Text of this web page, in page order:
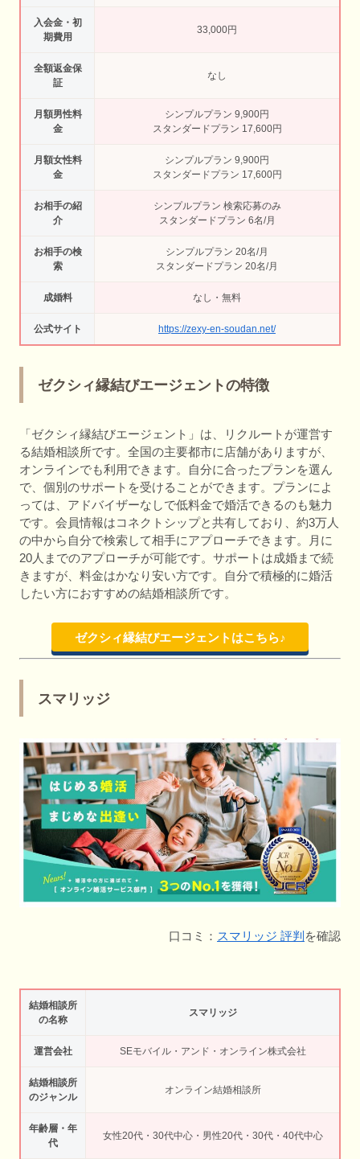
入会金・初
期費用
33,000円
全額返金保
証
なし
月額男性料
金
シンプルプラン 9,900円
スタンダードプラン 17,600円
月額女性料
金
シンプルプラン 9,900円
スタンダードプラン 17,600円
お相手の紹
介
シンプルプラン 検索応募のみ
スタンダードプラン 6名/月
お相手の検
索
シンプルプラン 20名/月
スタンダードプラン 20名/月
成婚料 なし・無料
公式サイト https://zexy-en-soudan.net/
ゼクシィ縁結びエージェントの特徴
「ゼクシィ縁結びエージェント」は、リクルートが運営す
る結婚相談所です。全国の主要都市に店舗がありますが、
オンラインでも利用できます。自分に合ったプランを選ん
で、個別のサポートを受けることができます。プランによ
っては、アドバイザーなしで低料金で婚活できるのも魅力
です。会員情報はコネクトシップと共有しており、約3万人
の中から自分で検索して相手にアプローチできます。月に
20人までのアプローチが可能です。サポートは成婚まで続
きますが、料金はかなり安い方です。自分で積極的に婚活
したい方におすすめの結婚相談所です。
ゼクシィ縁結びエージェントはこちら♪
スマリッジ
口コミ： スマリッジ 評判 を確認
結婚相談所
の名称
スマリッジ
運営会社 SEモバイル・アンド・オンライン株式会社
結婚相談所
のジャンル
オンライン結婚相談所
年齢層・年
代
女性20代・30代中心・男性20代・30代・40代中心